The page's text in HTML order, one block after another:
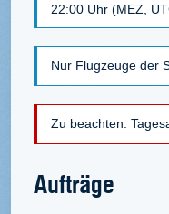
22:00 Uhr (MEZ,
Nur Flugzeuge der
Zu beachten:
Aufträge